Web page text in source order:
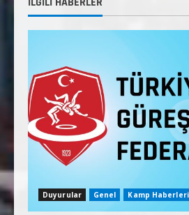
Duyurular Genel Kamp Haberleri